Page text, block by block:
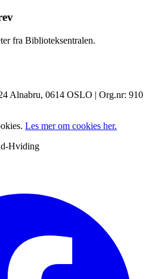
fra Biblioteksentralen.
Alnabru, 0614 OSLO | Org.nr: 910
Les mer om cookies her.
Hviding